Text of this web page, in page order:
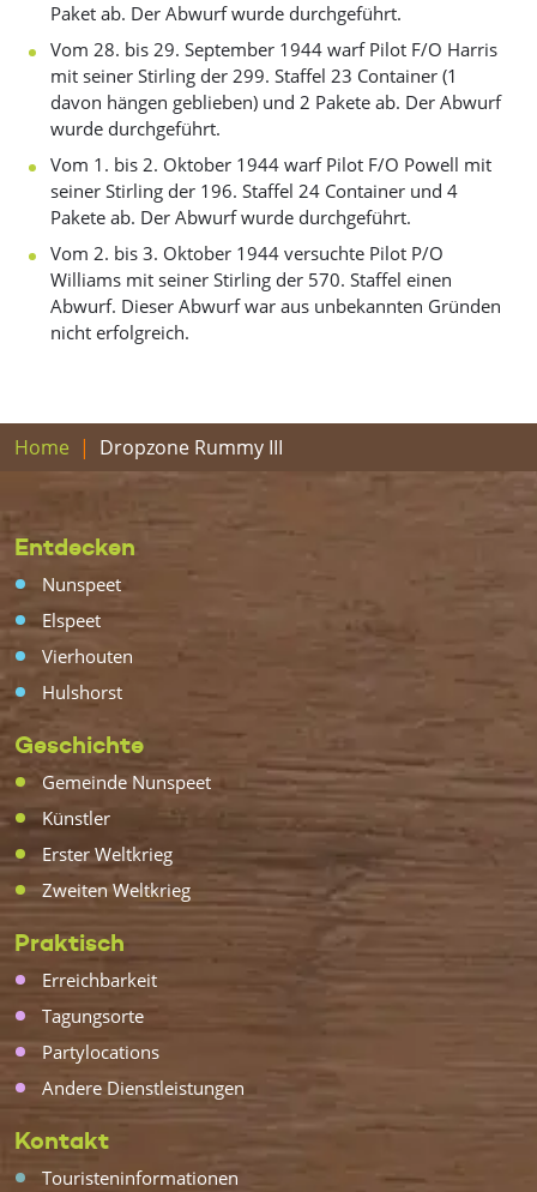
Paket ab. Der Abwurf wurde durchgeführt.
Vom 28. bis 29. September 1944 warf Pilot F/O Harris
mit seiner Stirling der 299. Staffel 23 Container (1
davon hängen geblieben) und 2 Pakete ab. Der Abwurf
wurde durchgeführt.
Vom 1. bis 2. Oktober 1944 warf Pilot F/O Powell mit
seiner Stirling der 196. Staffel 24 Container und 4
Pakete ab. Der Abwurf wurde durchgeführt.
Vom 2. bis 3. Oktober 1944 versuchte Pilot P/O
Williams mit seiner Stirling der 570. Staffel einen
Abwurf. Dieser Abwurf war aus unbekannten Gründen
nicht erfolgreich.
Home Dropzone Rummy III
Entdecken
Nunspeet
Elspeet
Vierhouten
Hulshorst
Geschichte
Gemeinde Nunspeet
Künstler
Erster Weltkrieg
Zweiten Weltkrieg
Praktisch
Erreichbarkeit
Tagungsorte
Partylocations
Andere Dienstleistungen
Kontakt
Touristeninformationen